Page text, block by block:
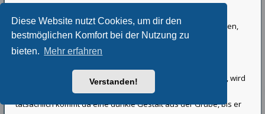
Diese Website nutzt Cookies, um dir den
bestmöglichen Komfort bei der Nutzung zu
bieten. Mehr erfahren
Verstanden!
Daimonios: Ich kann dir meinen Zauberstab auch dazu geben,
der zählt auch als Seil, schau mal her!
zusammen mit den anderen Seilen, die gut vertäut werden, wird
er hinuntergelassen, bis ein Ziehen zu erkennen ist, und
tatsächlich kommt da eine dunkle Gestalt aus der Grube, bis er